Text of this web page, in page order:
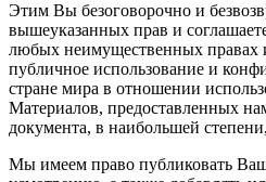
Этим Вы безоговорочно и
вышеуказанных прав и
любых неимущественных правах
публичное использование и
стране мира в отношении
Материалов, предоставленных
документа, в наибольшей
Мы имеем право публиковать